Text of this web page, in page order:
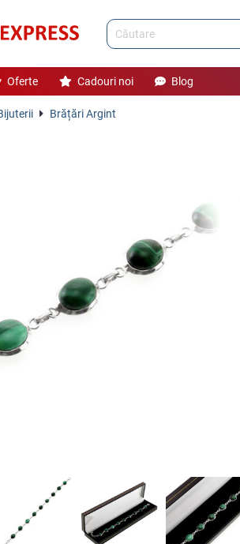
Oferte Cadouri noi Blog
Brățări Argint